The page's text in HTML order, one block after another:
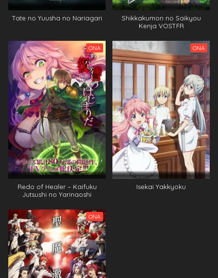
Tate no Yuusha no Nariagari
Shikkakumon no Saikyou
Kenja VOSTFR
ONA
Redo of Healer – Kaifuku
Jutsushi no Yarinaoshi
ONA
Isekai Yakkyoku
ONA